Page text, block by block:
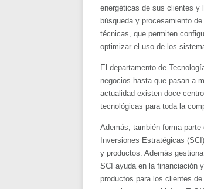
energéticas de sus clientes y
búsqueda y procesamiento
técnicas, que permiten
optimizar el uso de los
El departamento de
negocios hasta que pasan a
actualidad existen doce
tecnológicas para toda la
Además, también forma
Inversiones Estratégicas
y productos. Además
SCI ayuda en la financiación
productos para los clientes